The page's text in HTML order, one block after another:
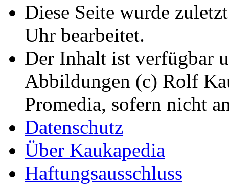
Diese Seite wurde
Uhr bearbeitet.
Der Inhalt ist verfügbar
Abbildungen (c) Rolf
Promedia, sofern nicht
Datenschutz
Über Kaukapedia
Haftungsausschluss